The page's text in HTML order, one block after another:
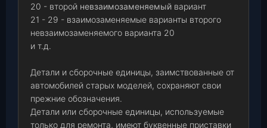
20 - второй невзаимозаменяемый вариант
21 - 29 - взаимозаменяемые варианты второго
невзаимозаменяемого варианта 20
и т.д.
Детали и сборочные единицы, заимствованные от
автомобилей старых моделей, сохраняют свои
прежние обозначения.
Детали или сборочные единицы, используемые
только для ремонта, имеют буквенные приставки